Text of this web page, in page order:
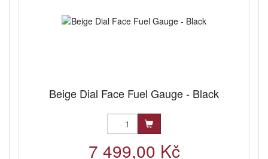
Beige Dial Face Fuel Gauge - Black
7 499,00 Kč